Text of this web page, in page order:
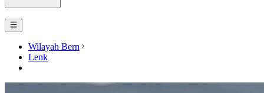
Wilayah Bern
Lenk